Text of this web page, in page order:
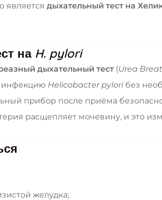
является дыхательный тест на
на H. pylori
дыхательный тест (Urea
инфекцию Helicobacter pyloriбез
прибор после приёма
расщепляет мочевину, и это
желудка;